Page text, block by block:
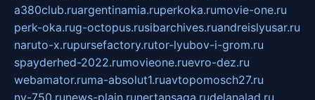
a380club.ruargentinamia.ruperkoka.rumovie-one.ru
perk-oka.rug-octopus.rusibarchives.ruandreislyusar.ru
naruto-x.rupursefactory.rutor-lyubov-i-grom.ru
spayderhed-2022.rumovieone.ruevro-dez.ru
webamator.ruma-absolut1.ruavtopomosch27.ru
nv-750.runews-plain.runertansaga.rudelanalad.ru